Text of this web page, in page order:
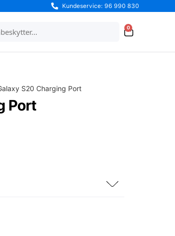
Kundeservice: 96 990 830
0
S20 Charging Port
Port